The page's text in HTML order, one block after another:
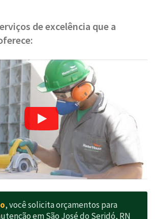
de excelência que a
, você solicita orçamentos para
em São José do Seridó, RN